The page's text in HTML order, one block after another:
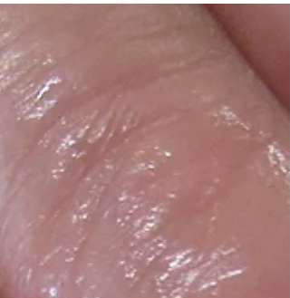
お客様ネイル☆
野田市ネイルサロンならDearNAIL！！ 愛
宕駅徒歩30秒！！